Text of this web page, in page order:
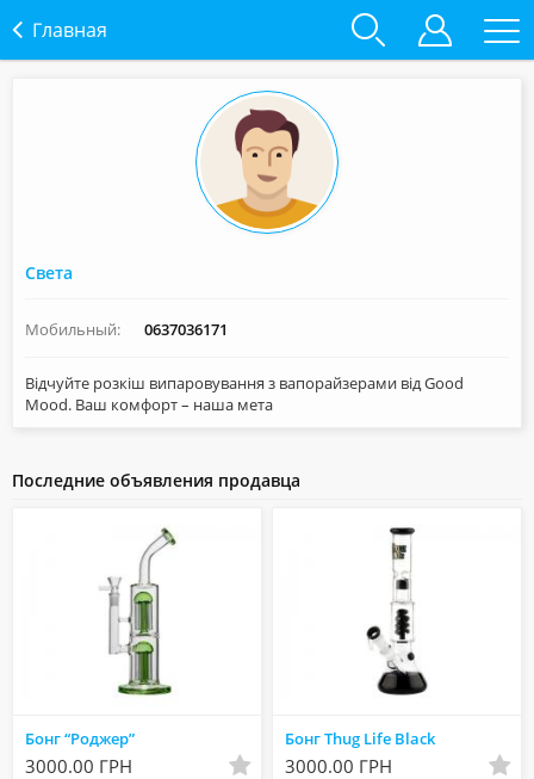
Главная
Света
Мобильный: 0637036171
Відчуйте розкіш випаровування з вапорайзерами від Good
Mood. Ваш комфорт – наша мета
Последние объявления продавца
Бонг “Роджер”
3000.00 ГРН
Бонг Thug Life Black
3000.00 ГРН